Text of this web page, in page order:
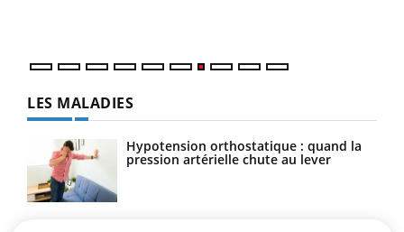
LES MALADIES
Hypotension orthostatique : quand la
pression artérielle chute au lever